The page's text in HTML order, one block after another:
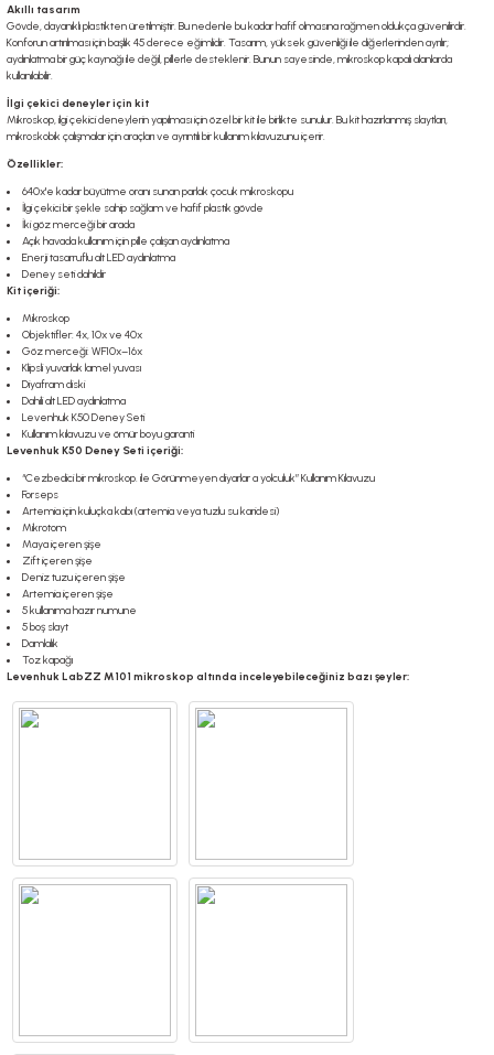
Akıllı tasarım
Gövde, dayanıklı plastikten üretilmiştir. Bu nedenle bu kadar hafif olmasına rağmen oldukça güvenilirdir.
Konforun artırılması için başlık 45 derece eğimlidir. Tasarım, yüksek güvenliği ile diğerlerinden ayrılır;
aydınlatma bir güç kaynağı ile değil, pillerle desteklenir. Bunun sayesinde, mikroskop kapalı alanlarda
kullanılabilir.
İlgi çekici deneyler için kit
Mikroskop, ilgi çekici deneylerin yapılması için özel bir kit ile birlikte sunulur. Bu kit hazırlanmış slaytları,
mikroskobik çalışmalar için araçları ve ayrıntılı bir kullanım kılavuzunu içerir.
Özellikler:
640x'e kadar büyütme oranı sunan parlak çocuk mikroskopu
İlgi çekici bir şekle sahip sağlam ve hafif plastik gövde
İki göz merceği bir arada
Açık havada kullanım için pille çalışan aydınlatma
Enerji tasarruflu alt LED aydınlatma
Deney seti dahildir
Kit içeriği:
Mikroskop
Objektifler: 4x, 10x ve 40x
Göz merceği: WF10x–16x
Klipsli yuvarlak lamel yuvası
Diyafram diski
Dahili alt LED aydınlatma
Levenhuk K50 Deney Seti
Kullanım kılavuzu ve ömür boyu garanti
Levenhuk K50 Deney Seti içeriği:
“Cezbedici bir mikroskop. ile Görünmeyen diyarlar a yolculuk” Kullanım Kılavuzu
Forseps
Artemia için kuluçka kabı (artemia veya tuzlu su karidesi)
Mikrotom
Maya içeren şişe
Zift içeren şişe
Deniz tuzu içeren şişe
Artemia içeren şişe
5 kullanıma hazır numune
5 boş slayt
Damlalık
Toz kapağı
Levenhuk LabZZ M101 mikroskop altında inceleyebileceğiniz bazı şeyler: